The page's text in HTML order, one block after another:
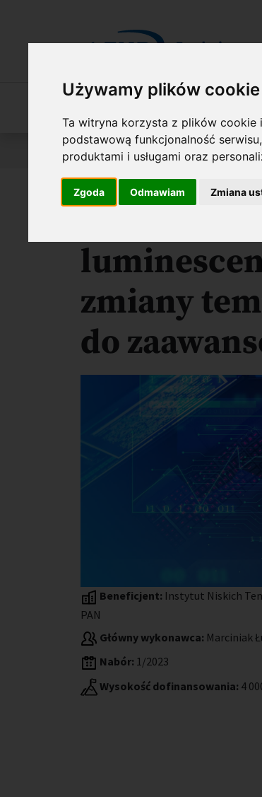
Używamy plików cookie
Ta witryna korzysta z plików cookie
podstawową funkcjonalność serwisu
produktami i usługami oraz
Zgoda Odmawiam Zmiana
Jesteś tutaj:
Wyniki konkursów FIRST
zmiany
do
Beneficjent: Instytut Niskich
PAN
Główny wykonawca: Marciniak
Nabór: 1/2023
Wysokość dofinansowania: 4